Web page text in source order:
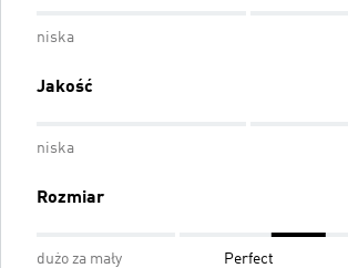
niska
Jakość
niska
Rozmiar
dużo za mały Perfect